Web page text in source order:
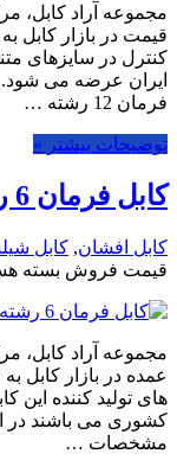
قیمت در بازار کابل
کنترل در سایزهای
فرمان 12 رشته …
توضیحات بیشتر »
کابل فرمان 6 رشته قیمت فروش
کابل افشان, کابل
قیمت فروش بسته
عمده در بازار کابل
های تولید کننده این
کشوری می باشند در
مشخصات …